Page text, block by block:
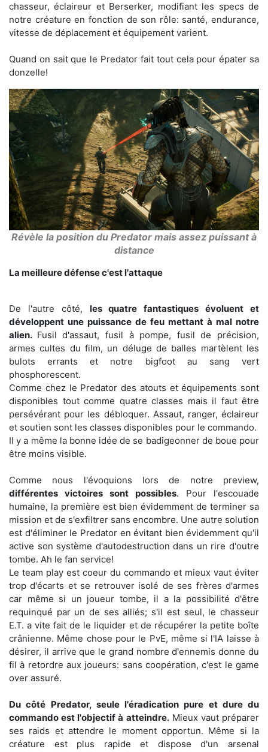
chasseur, éclaireur et Berserker, modifiant les specs de
notre créature en fonction de son rôle: santé, endurance,
vitesse de déplacement et équipement varient.
Quand on sait que le Predator fait tout cela pour épater sa
donzelle!
Révèle la position du Predator mais assez puissant à
distance
La meilleure défense c'est l'attaque
De l'autre côté, les quatre fantastiques évoluent et
développent une puissance de feu mettant à mal notre
alien. Fusil d'assaut, fusil à pompe, fusil de précision,
armes cultes du film, un déluge de balles martèlent les
bulots errants et notre bigfoot au sang vert
phosphorescent.
Comme chez le Predator des atouts et équipements sont
disponibles tout comme quatre classes mais il faut être
persévérant pour les débloquer. Assaut, ranger, éclaireur
et soutien sont les classes disponibles pour le commando.
Il y a même la bonne idée de se badigeonner de boue pour
être moins visible.
Comme nous l'évoquions lors de notre preview,
différentes victoires sont possibles. Pour l'escouade
humaine, la première est bien évidemment de terminer sa
mission et de s'exfiltrer sans encombre. Une autre solution
est d'éliminer le Predator en évitant bien évidemment qu'il
active son système d'autodestruction dans un rire d'outre
tombe. Ah le fan service!
Le team play est coeur du commando et mieux vaut éviter
trop d'écarts et se retrouver isolé de ses frères d'armes
car même si un joueur tombe, il a la possibilité d'être
requinqué par un de ses alliés; s'il est seul, le chasseur
E.T. a vite fait de le liquider et de récupérer la petite boîte
crânienne. Même chose pour le PvE, même si l'IA laisse à
désirer, il arrive que le grand nombre d'ennemis donne du
fil à retordre aux joueurs: sans coopération, c'est le game
over assuré.
Du côté Predator, seule l'éradication pure et dure du
commando est l'objectif à atteindre.Mieux vaut préparer
ses raids et attendre le moment opportun. Même si la
créature est plus rapide et dispose d'un arsenal